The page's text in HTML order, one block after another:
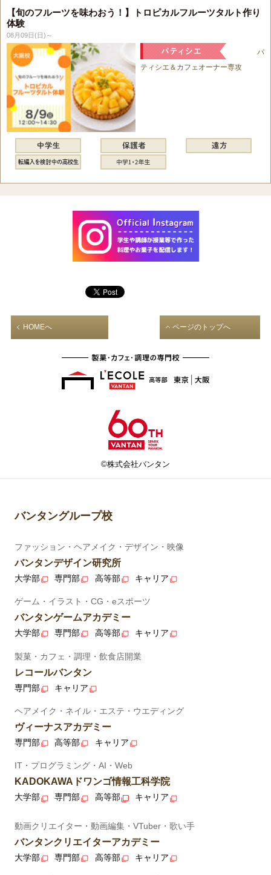
【旬のフルーツを味わおう！】トロピカルフルーツタルト作り
体験
08月09日(日)～
パ
ティシエ＆カフェオーナー専攻
HOMEへ ページのトップへ
©株式会社バンタン
バンタングループ校
ファッション・ヘアメイク・デザイン・映像
バンタンデザイン研究所
大学部 専門部 高等部 キャリア
ゲーム・イラスト・CG・eスポーツ
バンタンゲームアカデミー
大学部 専門部 高等部 キャリア
製菓・カフェ・調理・飲食店開業
レコールバンタン
専門部 キャリア
ヘアメイク・ネイル・エステ・ウエディング
ヴィーナスアカデミー
専門部 高等部 キャリア
IT・プログラミング・AI・Web
KADOKAWAドワンゴ情報工科学院
大学部 専門部 高等部 キャリア
動画クリエイター・動画編集・VTuber・歌い手
バンタンクリエイターアカデミー
大学部 専門部 高等部 キャリア